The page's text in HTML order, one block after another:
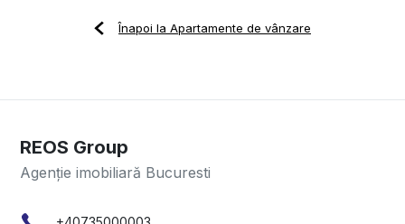
Înapoi la Apartamente de vânzare
REOS Group
Agenție imobiliară Bucuresti